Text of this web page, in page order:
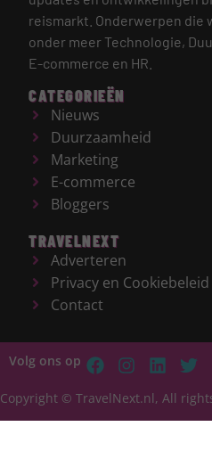
reismarkt. Onderwerpen die
onder meer Technologie,
E-commerce en HR.
CATEGORIEËN
Nieuws
Duurzaamheid
Marketing
E-commerce
Bloggers
TRAVELNEXT
Adverteren
Privacy en Cookiebeleid
Contact
Volg ons op
Copyright © TravelNext.nl, All